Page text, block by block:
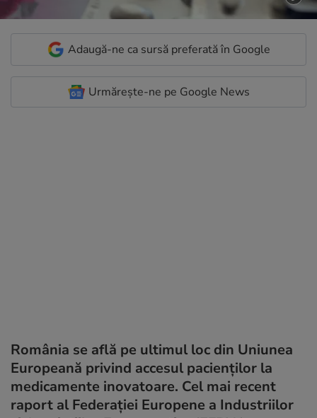
Adaugă-ne ca sursă preferată în Google
Urmărește-ne pe Google News
România se află pe ultimul loc din Uniunea
Europeană privind accesul pacienților la
medicamente inovatoare. Cel mai recent
raport al Federației Europene a Industriilor